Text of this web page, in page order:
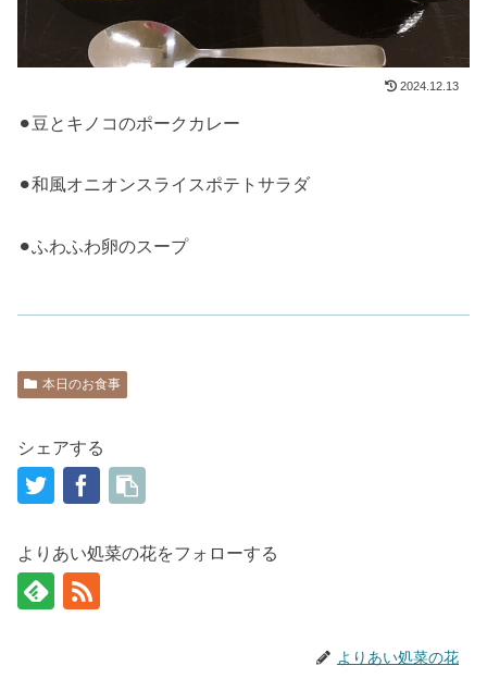
2024.12.13
⚫︎豆とキノコのポークカレー
⚫︎和風オニオンスライスポテトサラダ
⚫︎ふわふわ卵のスープ
本日のお食事
シェアする
よりあい処菜の花をフォローする
よりあい処菜の花